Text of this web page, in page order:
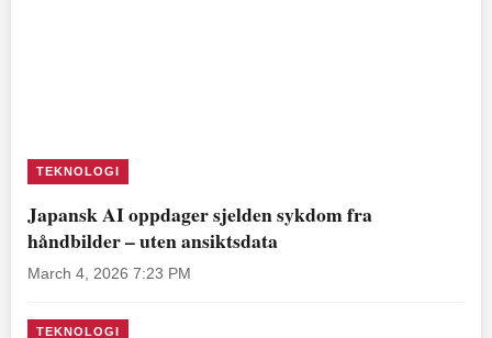
TEKNOLOGI
Japansk AI oppdager sjelden sykdom fra
håndbilder – uten ansiktsdata
March 4, 2026 7:23 PM
TEKNOLOGI